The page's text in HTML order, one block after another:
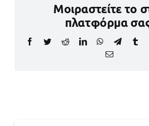
Μοιραστείτε το
πλατφόρμα
Facebook
TwitterRedditLinkedInWhatsApp
Email